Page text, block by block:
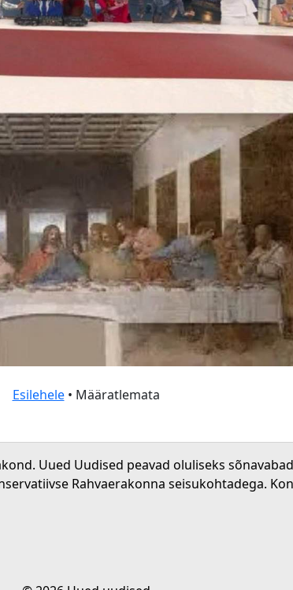
Esilehele• Määratlemata
Uued Uudised peavad oluliseks
Rahvaerakonna seisukohtadega.